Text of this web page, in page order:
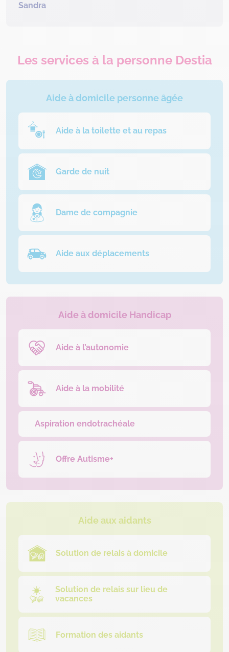
Sandra
Les services à la personne Destia
Aide à domicile personne âgée
Aide à la toilette et au repas
Garde de nuit
Dame de compagnie
Aide aux déplacements
Aide à domicile Handicap
Aide à l’autonomie
Aide à la mobilité
Aspiration endotrachéale
Offre Autisme+
Aide aux aidants
Solution de relais à domicile
Solution de relais sur lieu de
vacances
Formation des aidants